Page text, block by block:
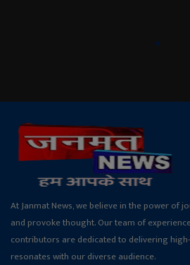
At Janmat News, we believe in the power of
and provoke thought. Our team of
contributors are dedicated to delivering
resonates with our diverse audience.